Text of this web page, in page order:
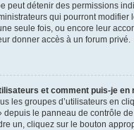
peut détenir des permissions
qui pourront modifier
seule fois, ou encore leur
donner accès à un forum privé.
et comment puis-je en
les groupes d’utilisateurs en
depuis le panneau de contrôle de
un, cliquez sur le bouton